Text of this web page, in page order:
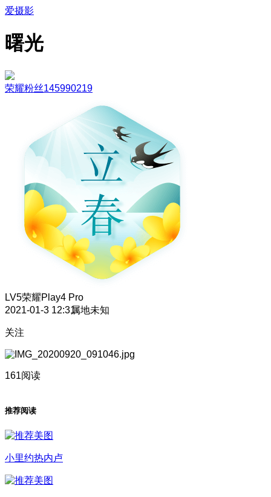
爱摄影
曙光
荣耀粉丝145990219
LV5荣耀Play4 Pro
2021-01-3 12:31属地未知
关注
161阅读
推荐阅读
小里约热内卢